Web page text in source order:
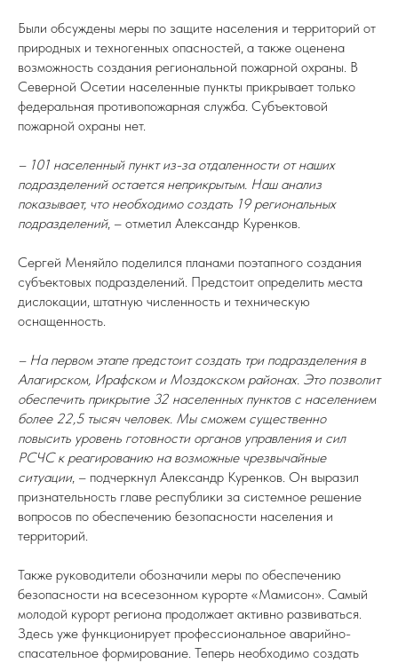
Были обсуждены меры по защите населения и территорий от
природных и техногенных опасностей, а также оценена
возможность создания региональной пожарной охраны. В
Северной Осетии населенные пункты прикрывает только
федеральная противопожарная служба. Субъектовой
пожарной охраны нет.
– 101 населенный пункт из-за отдаленности от наших
подразделений остается неприкрытым. Наш анализ
показывает, что необходимо создать 19 региональных
подразделений, – отметил Александр Куренков.
Сергей Меняйло поделился планами поэтапного создания
субъектовых подразделений. Предстоит определить места
дислокации, штатную численность и техническую
оснащенность.
– На первом этапе предстоит создать три подразделения в
Алагирском, Ирафском и Моздокском районах. Это позволит
обеспечить прикрытие 32 населенных пунктов с населением
более 22,5 тысяч человек. Мы сможем существенно
повысить уровень готовности органов управления и сил
РСЧС к реагированию на возможные чрезвычайные
ситуации, – подчеркнул Александр Куренков. Он выразил
признательность главе республики за системное решение
вопросов по обеспечению безопасности населения и
территорий.
Также руководители обозначили меры по обеспечению
безопасности на всесезонном курорте «Мамисон». Самый
молодой курорт региона продолжает активно развиваться.
Здесь уже функционирует профессиональное аварийно-
спасательное формирование. Теперь необходимо создать